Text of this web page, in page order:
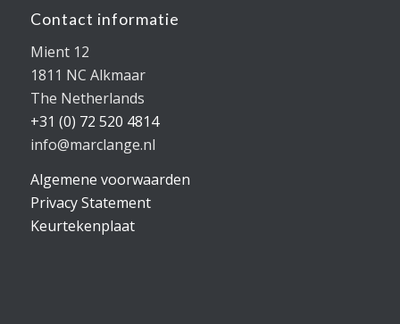
Contact informatie
Mient 12
1811 NC Alkmaar
The Netherlands
+31 (0) 72 520 4814
info@marclange.nl
Algemene voorwaarden
Privacy Statement
Keurtekenplaat